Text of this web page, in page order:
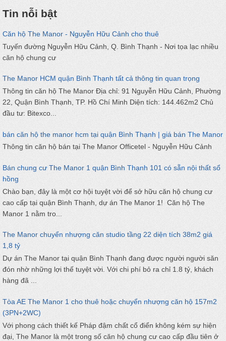
Tin nỗi bật
Căn hộ The Manor - Nguyễn Hữu Cảnh cho thuê
Tuyến đường Nguyễn Hữu Cảnh, Q. Bình Thạnh - Nơi tọa lạc nhiều
căn hộ chung cư
The Manor HCM quận Bình Thạnh tất cả thông tin quan trọng
Thông tin căn hộ The Manor Địa chỉ: 91 Nguyễn Hữu Cảnh, Phường
22, Quận Bình Thạnh, TP. Hồ Chí Minh Diện tích: 144.462m2 Chủ
đầu tư: Bitexco...
bán căn hộ the manor hcm tại quận Bình Thạnh | giá bán The Manor
Thông tin căn hộ bán tại The Manor Officetel - Nguyễn Hữu Cảnh
Bán chung cư The Manor 1 quận Bình Thạnh 101 có sẵn nội thất sổ
hồng
Chào bạn, đây là một cơ hội tuyệt vời để sở hữu căn hộ chung cư
cao cấp tại quận Bình Thạnh, dự án The Manor 1! Căn hộ The
Manor 1 nằm tro...
The Manor chuyển nhượng căn studio tầng 22 diện tích 38m2 giá
1,8 tỷ
Dự án The Manor tại quận Bình Thạnh đang được người người săn
đón nhờ những lợi thế tuyệt vời. Với chi phí bỏ ra chỉ 1.8 tỷ, khách
hàng đã ...
Tòa AE The Manor 1 cho thuê hoặc chuyển nhượng căn hộ 157m2
(3PN+2WC)
Với phong cách thiết kế Pháp đậm chất cổ điển không kém sự hiện
đại, The Manor là một trong số căn hộ chung cư cao cấp đầu tiên ở